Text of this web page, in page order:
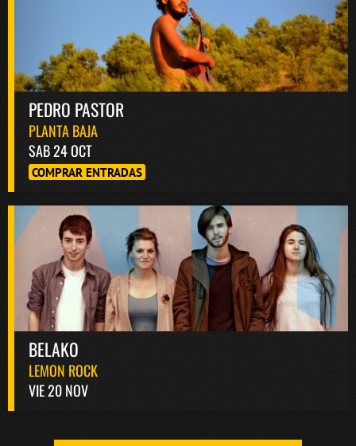
PEDRO PASTOR
PLANTA BAJA
SAB 24 OCT
COMPRAR ENTRADAS
BELAKO
LEMON ROCK
VIE 20 NOV